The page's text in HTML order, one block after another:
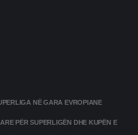
NË GARA EVROPIANE
PËR SUPERLIGËN DHE KUPËN E